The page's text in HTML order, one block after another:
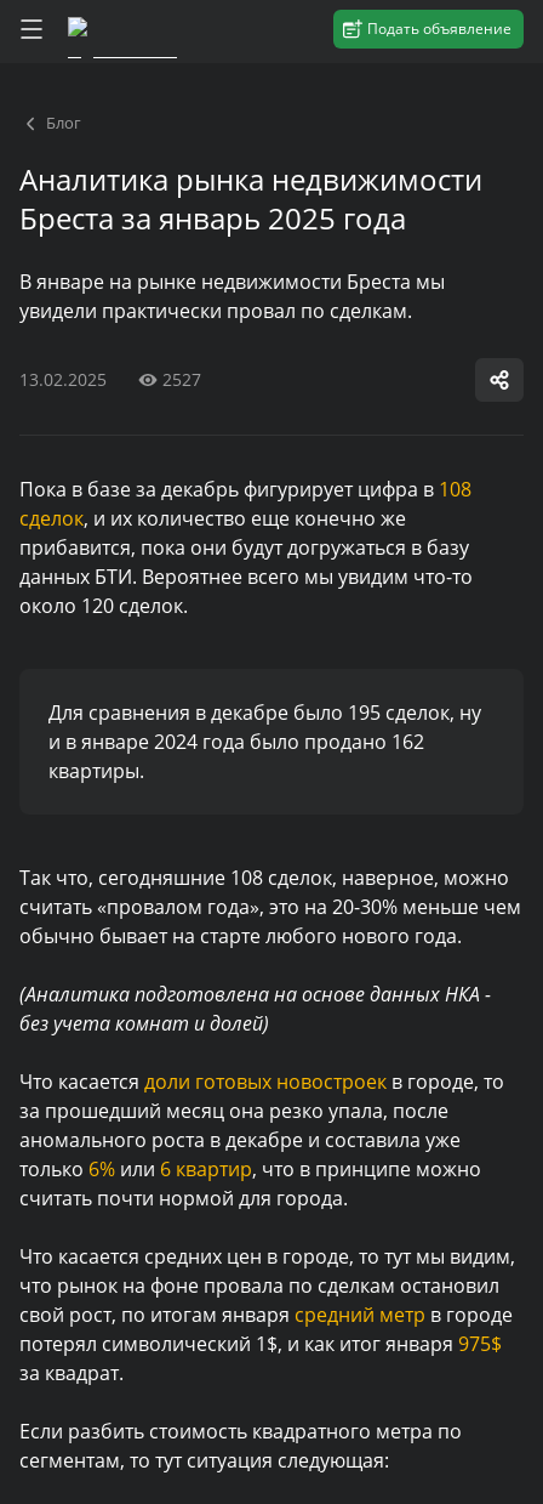
Подать объявление
Блог
Аналитика рынка недвижимости
Бреста за январь 2025 года
В январе на рынке недвижимости Бреста мы
увидели практически провал по сделкам.
13.02.2025 2527
Пока в базе за декабрь фигурирует цифра в 108
сделок, и их количество еще конечно же
прибавится, пока они будут догружаться в базу
данных БТИ. Вероятнее всего мы увидим что-то
около 120 сделок.
Для сравнения в декабре было 195 сделок, ну
и в январе 2024 года было продано 162
квартиры.
Так что, сегодняшние 108 сделок, наверное, можно
считать «провалом года», это на 20-30% меньше чем
обычно бывает на старте любого нового года.
(Аналитика подготовлена на основе данных НКА -
без учета комнат и долей)
Что касается доли готовых новостроек в городе, то
за прошедший месяц она резко упала, после
аномального роста в декабре и составила уже
только 6% или 6 квартир, что в принципе можно
считать почти нормой для города.
Что касается средних цен в городе, то тут мы видим,
что рынок на фоне провала по сделкам остановил
свой рост, по итогам января средний метр в городе
потерял символический 1$, и как итог января 975$
за квадрат.
Если разбить стоимость квадратного метра по
сегментам, то тут ситуация следующая: